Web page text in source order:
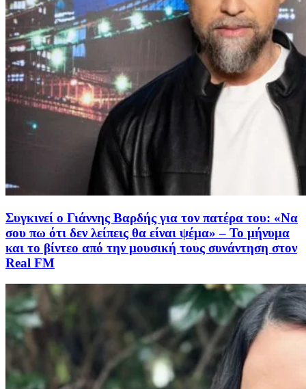
Συγκινεί ο Γιάννης Βαρδής για τον πατέρα του: «Να
σου πω ότι δεν λείπεις θα είναι ψέμα» – Το μήνυμα
και το βίντεο από την μουσική τους συνάντηση στον
Real FM